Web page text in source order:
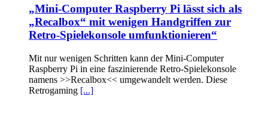
„Mini-Computer Raspberry Pi lässt sich als
„Recalbox“ mit wenigen Handgriffen zur
Retro-Spielekonsole umfunktionieren“
Mit nur wenigen Schritten kann der Mini-Computer
Raspberry Pi in eine faszinierende Retro-Spielekonsole
namens >>Recalbox<< umgewandelt werden. Diese
Retrogaming [...]